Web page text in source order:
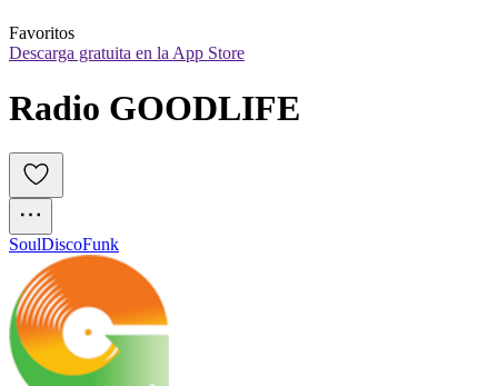
Favoritos
Descarga gratuita en la App Store
Radio GOODLIFE
SoulDiscoFunk